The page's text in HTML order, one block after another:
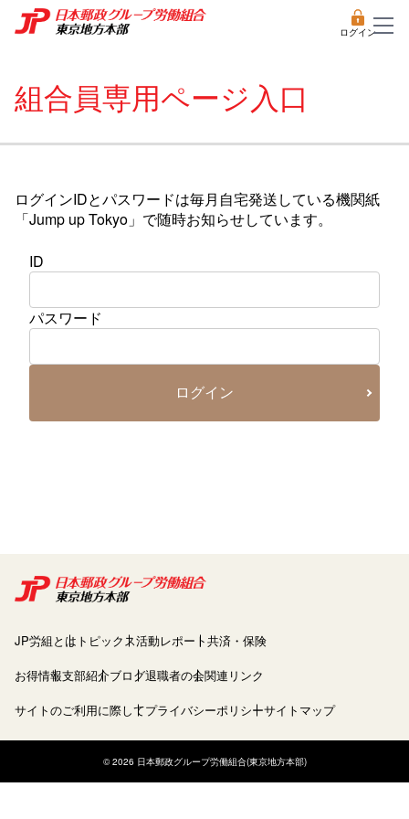
ログイン
組合員専用ページ入口
ログインIDとパスワードは毎月自宅発送している機関紙
「Jump up Tokyo」で随時お知らせしています。
ID
パスワード
ログイン
JP労組とは トピックス活動レポート共済・保険
お得情報支部紹介ブログ退職者の会関連リンク
サイトのご利用に際してプライバシーポリシーサイトマップ
© 2026 日本郵政グループ労働組合(東京地方本部)